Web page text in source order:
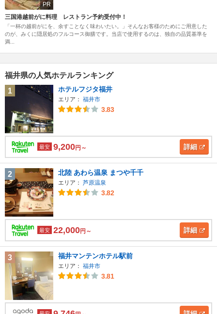
PR
三国港越前がに料理 レストラン予約受付中！
「一杯の越前がにを、余すことなく味わいたい。」そんなお客様のためにご用意した
のが、みくに隠居処のフルコース御膳です。当店で使用するのは、独自の品質基準を
満...
福井県の人気ホテルランキング
1
ホテルフジタ福井
エリア： 福井市
3.83
最安 9,200円～ 詳細
2 北陸 あわら温泉 まつや千千
エリア： 芦原温泉
3.82
最安 22,000円～ 詳細
3 福井マンテンホテル駅前
エリア： 福井市
3.81